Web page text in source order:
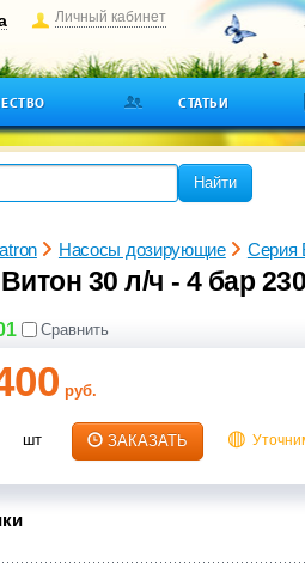
Личный кабинет
СТАТЬИ
Найти
Насосы дозирующие Серия
30 л/ч - 4 бар
Сравнить
руб.
шт ЗАКАЗАТЬ